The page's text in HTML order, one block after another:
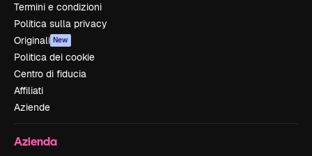
Termini e condizioni
Politica sulla privacy
Originali New
Politica dei cookie
Centro di fiducia
Affiliati
Aziende
Azienda